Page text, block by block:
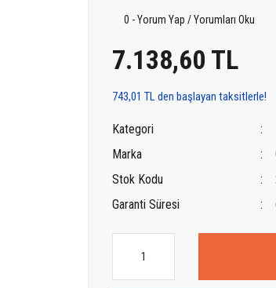
0 - Yorum Yap / Yorumları Oku
7.138,60 TL
743,01 TL den başlayan taksitlerle!
Kategori
Marka
Stok Kodu
Garanti Süresi